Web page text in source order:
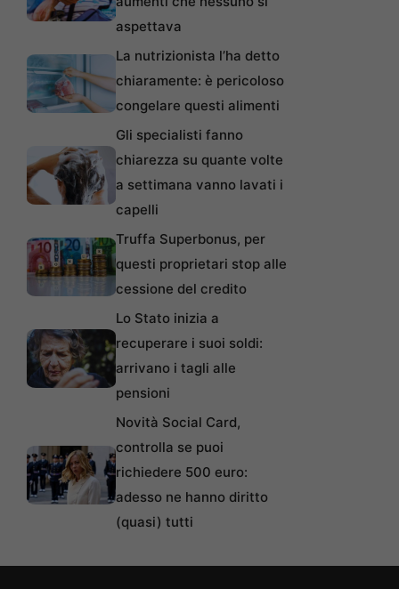
aspettava
La nutrizionista l’ha detto
chiaramente: è pericoloso
congelare questi alimenti
Gli specialisti fanno
chiarezza su quante volte
a settimana vanno lavati i
capelli
Truffa Superbonus, per
questi proprietari stop alle
cessione del credito
Lo Stato inizia a
recuperare i suoi soldi:
arrivano i tagli alle
pensioni
Novità Social Card,
controlla se puoi
richiedere 500 euro:
adesso ne hanno diritto
(quasi) tutti